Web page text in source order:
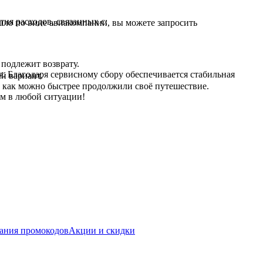
по вине авиакомпании, вы можете запросить
вариант.
можно быстрее продолжили своё путешествие.
в любой ситуации!
расходов, связанных с:
возврату.
сервисному сбору обеспечивается стабильная
промокодовАкции и скидки